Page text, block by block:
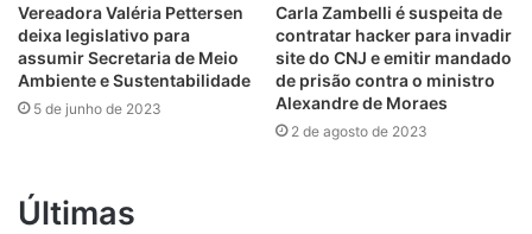
Vereadora Valéria Pettersen
deixa legislativo para
assumir Secretaria de Meio
Ambiente e Sustentabilidade
5 de junho de 2023
Carla Zambelli é suspeita de
contratar hacker para invadir
site do CNJ e emitir mandado
de prisão contra o ministro
Alexandre de Moraes
2 de agosto de 2023
Últimas